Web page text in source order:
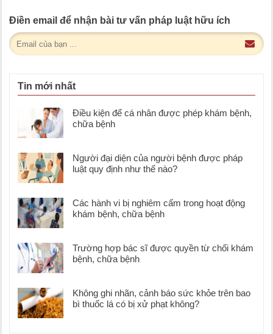
Điền email để nhận bài tư vấn pháp luật hữu ích
Tin mới nhất
Điều kiện để cá nhân được phép khám bệnh,
chữa bệnh
Người đại diện của người bệnh được pháp
luật quy định như thế nào?
Các hành vi bị nghiêm cấm trong hoạt động
khám bệnh, chữa bệnh
Trường hợp bác sĩ được quyền từ chối khám
bệnh, chữa bệnh
Không ghi nhãn, cảnh báo sức khỏe trên bao
bì thuốc lá có bị xử phạt không?